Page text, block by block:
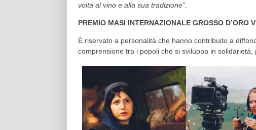
volta al vino e alla sua tradizione”.
PREMIO MASI INTERNAZIONALE GROSSO D’ORO
È riservato a personalità che hanno contribuito a
comprensione tra i popoli che si sviluppa in solidarietà,